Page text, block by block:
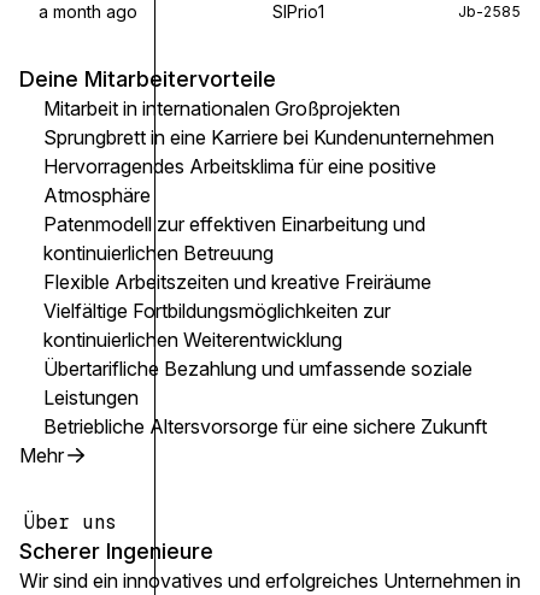
a month ago SIPrio1 Jb-2585
Über uns
Scherer Ingenieure
Wir sind ein innovatives und erfolgreiches Unternehmen in
Deine Mitarbeitervorteile
Mitarbeit in internationalen Großprojekten
Sprungbrett in eine Karriere bei Kundenunternehmen
Hervorragendes Arbeitsklima für eine positive
Atmosphäre
Patenmodell zur effektiven Einarbeitung und
kontinuierlichen Betreuung
Flexible Arbeitszeiten und kreative Freiräume
Vielfältige Fortbildungsmöglichkeiten zur
kontinuierlichen Weiterentwicklung
Übertarifliche Bezahlung und umfassende soziale
Leistungen
Betriebliche Altersvorsorge für eine sichere Zukunft
Mehr